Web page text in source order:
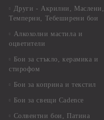
Други - Акрилни, Маслени,
Темперни, Тебеширени бои
Алкохолни мастила и
оцветители
Бои за стъкло, керамика и
стирофом
Бои за коприна и текстил
Бои за свещи Cadence
Солвентни бои, Патина